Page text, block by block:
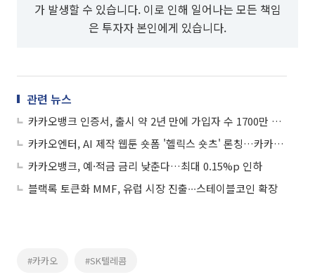
가 발생할 수 있습니다. 이로 인해 일어나는 모든 책임
은 투자자 본인에게 있습니다.
관련 뉴스
카카오뱅크 인증서, 출시 약 2년 만에 가입자 수 1700만 명 육박
카카오엔터, AI 제작 웹툰 숏폼 '헬릭스 숏츠' 론칭…카카오페이지 이용자 전체 적용
카카오뱅크, 예·적금 금리 낮춘다…최대 0.15%p 인하
블랙록 토큰화 MMF, 유럽 시장 진출∙∙∙스테이블코인 확장
#카카오 #SK텔레콤